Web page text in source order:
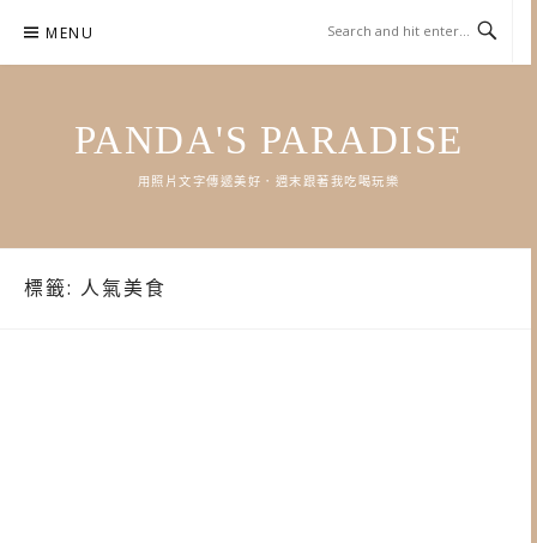
content
MENU
PANDA'S PARADISE
用照片文字傳遞美好．週末跟著我吃喝玩樂
標籤: 人氣美食